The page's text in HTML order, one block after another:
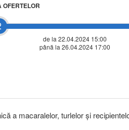
OFERTELOR
de la 22.04.2024 15:00
până la 26.04.2024 17:00
a macaralelor, turlelor și